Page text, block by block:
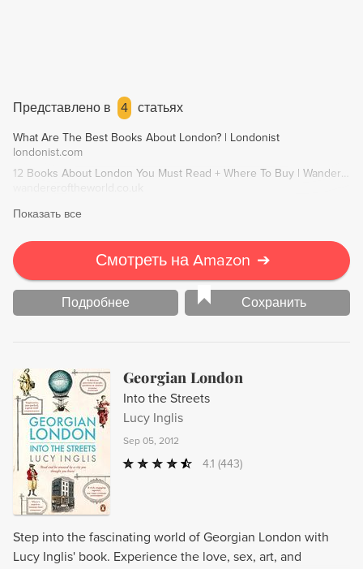
Представлено в 4 статьях
What Are The Best Books About London? | Londonist
londonist.com
12 Books About London You Must Read + Where To Buy | Wanderers of the World
Показать все
Смотреть на Amazon ➔
Подробнее Сохранить
Georgian London
Into the Streets
Lucy Inglis
Sep 05, 2012
4.1 (443)
Step into the fascinating world of Georgian London with
Lucy Inglis' book. Experience the love, sex, art, and